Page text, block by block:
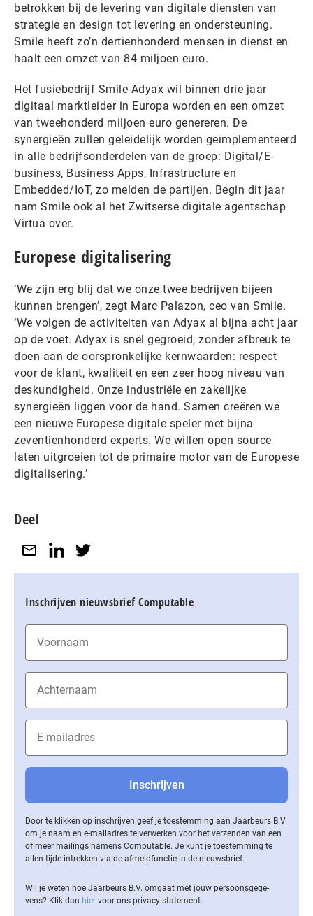
betrokken bij de levering van digitale diensten van
strategie en design tot levering en ondersteuning.
Smile heeft zo’n dertienhonderd mensen in dienst en
haalt een omzet van 84 miljoen euro.
Het fusiebedrijf Smile-Adyax wil binnen drie jaar
digitaal marktleider in Europa worden en een omzet
van tweehonderd miljoen euro genereren. De
synergieën zullen geleidelijk worden geïmplementeerd
in alle bedrijfsonderdelen van de groep: Digital/E-
business, Business Apps, Infrastructure en
Embedded/IoT, zo melden de partijen. Begin dit jaar
nam Smile ook al het Zwitserse digitale agentschap
Virtua over.
Europese digitalisering
‘We zijn erg blij dat we onze twee bedrijven bijeen
kunnen brengen’, zegt Marc Palazon, ceo van Smile.
‘We volgen de activiteiten van Adyax al bijna acht jaar
op de voet. Adyax is snel gegroeid, zonder afbreuk te
doen aan de oorspronkelijke kernwaarden: respect
voor de klant, kwaliteit en een zeer hoog niveau van
deskundigheid. Onze industriële en zakelijke
synergieën liggen voor de hand. Samen creëren we
een nieuwe Europese digitale speler met bijna
zeventienhonderd experts. We willen open source
laten uitgroeien tot de primaire motor van de Europese
digitalisering.’
Deel
Inschrijven nieuwsbrief Computable
Door te klikken op inschrijven geef je toestemming aan Jaarbeurs B.V.
om je naam en e-mailadres te verwerken voor het verzenden van een
of meer mailings namens Computable. Je kunt je toestemming te
allen tijde intrekken via de af­meld­func­tie in de nieuwsbrief.
Wil je weten hoe Jaarbeurs B.V. omgaat met jouw per­soons­ge­ge­
vens? Klik dan hier voor ons privacy statement.